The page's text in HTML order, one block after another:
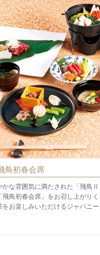
鳥初春会席
かな雰囲気に満たされた「飛鳥
飛鳥初春会席」をお召し上がり
をお楽しみいただけるジャパニ